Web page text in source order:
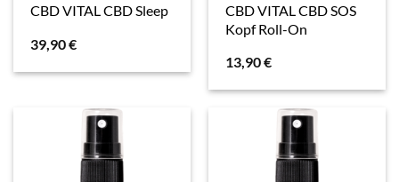
CBD VITAL CBD Sleep
39,90€
CBD VITAL CBD SOS
Kopf Roll-On
13,90€